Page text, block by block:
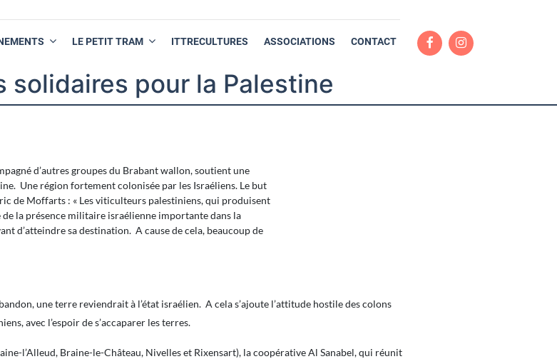
LE PETIT TRAM ITTRECULTURES ASSOCIATIONS CONTACT
solidaires pour la Palestine
d’autres groupes du Brabant wallon, soutient une
Une région fortement colonisée par les Israéliens. Le but
de Moffarts : « Les viticulteurs palestiniens, qui produisent
de la présence militaire israélienne importante dans la
d’atteindre sa destination. A cause de cela, beaucoup de
une terre reviendrait à l’état israélien. A cela s’ajoute l’attitude hostile des colons
avec l’espoir de s’accaparer les terres.
l’Alleud, Braine-le-Château, Nivelles et Rixensart), la coopérative Al Sanabel, qui réunit